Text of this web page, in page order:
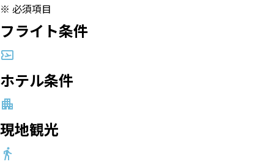
※ 必須項目
フライト条件
ホテル条件
現地観光